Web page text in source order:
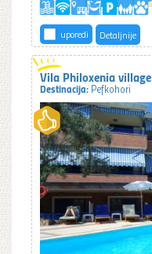
uporedi Detaljnije
Vila Philoxenia village
Destinacija: Pefkohori